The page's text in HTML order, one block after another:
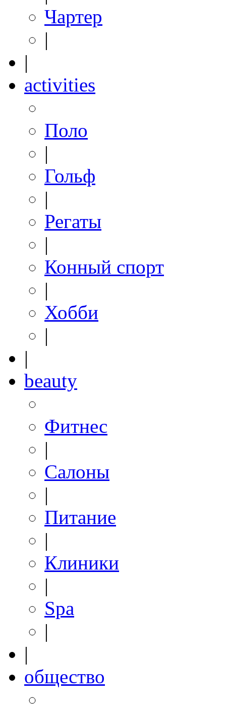
Чартер
|
|
activities
Поло
|
Гольф
|
Регаты
|
Конный спорт
|
Хобби
|
|
beauty
Фитнес
|
Салоны
|
Питание
|
Клиники
|
Spa
|
|
общество